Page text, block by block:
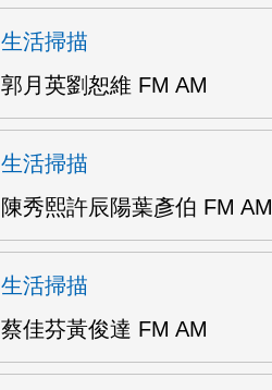
生活掃描
郭月英劉恕維 FM AM
生活掃描
陳秀熙許辰陽葉彥伯 FM AM
生活掃描
蔡佳芬黃俊達 FM AM